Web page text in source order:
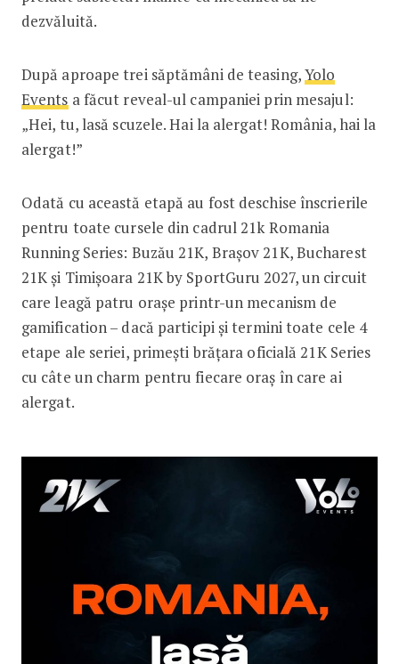
dezvăluită.
După aproape trei săptămâni de teasing,Yolo
Events a făcut reveal-ul campaniei prin mesajul:
„Hei, tu, lasă scuzele. Hai la alergat! România, hai la
alergat!”
Odată cu această etapă au fost deschise înscrierile
pentru toate cursele din cadrul 21k Romania
Running Series: Buzău 21K, Brașov 21K, Bucharest
21K și Timișoara 21K by SportGuru 2027, un circuit
care leagă patru orașe printr-un mecanism de
gamification – dacă participi și termini toate cele 4
etape ale seriei, primești brățara oficială 21K Series
cu câte un charm pentru fiecare oraș în care ai
alergat.